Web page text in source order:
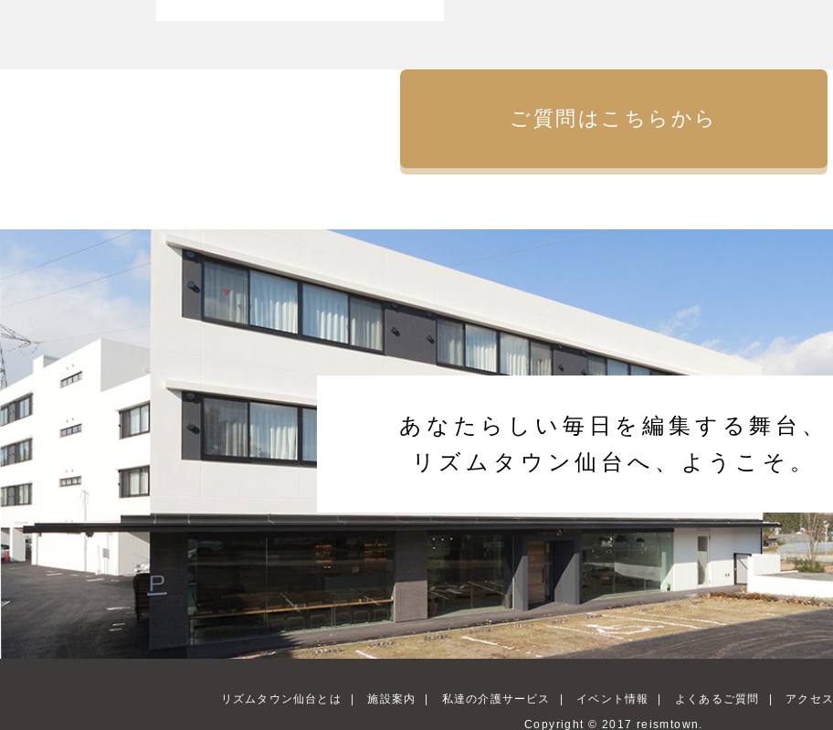
ご質問はこちらから
あなたらしい毎日を編集する舞台、
リズムタウン仙台へ、ようこそ。
リズムタウン仙台とは 施設案内 私達の介護サービス イベント情報 よくあるご質問 アクセス
Copyright © 2017 reismtown.